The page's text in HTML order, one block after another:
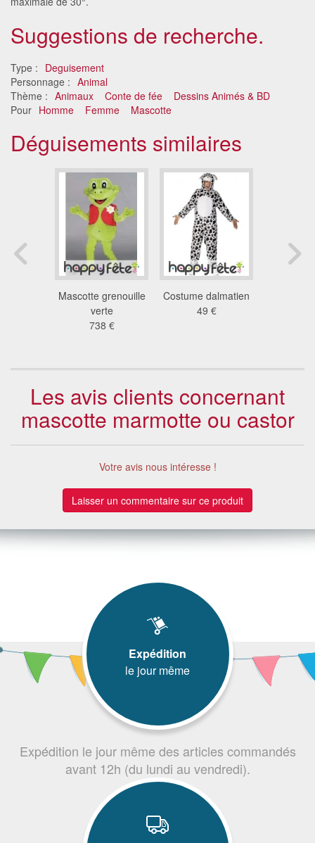
Suggestions de recherche.
Type : Deguisement
Personnage : Animal
Thème : Animaux Conte de fée
Dessins Animés & BD
Pour Homme Femme Mascotte
Déguisements similaires
Mascotte grenouille
verte
738 €
Costume dalmatien
49 €
Les avis clients concernant
mascotte marmotte ou castor
Votre avis nous intéresse !
Laisser un commentaire sur ce produit
Expédition
le jour même
Expédition le jour même des articles commandés
avant 12h (du lundi au vendredi).